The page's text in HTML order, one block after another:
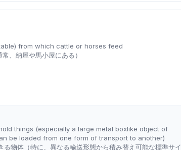
from which cattle or horses feed
、納屋や馬小屋にある）
things (especially a large metal boxlike object of
be loaded from one form of transport to another)
物体（特に、異なる輸送形態から積み替え可能な標準サイ